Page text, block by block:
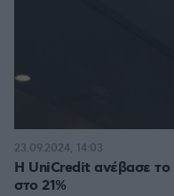
H UniCredit ανέβασε το
στο 21%
23.09.2024, 14:03